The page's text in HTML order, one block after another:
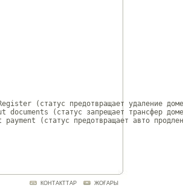
(статус предотвращает удаление
documents (статус запрещает трансфер
(статус предотвращает авто
КОНТАКТТАР ЖОҒАРЫ